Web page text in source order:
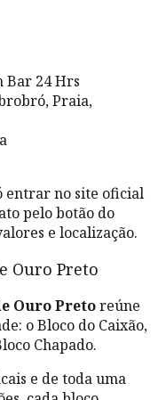
Bar 24 Hrs
Praia,
entrar no site oficial
pelo botão do
e localização.
Ouro Preto
Ouro Pretoreúne
o Bloco do Caixão,
Chapado.
e de toda uma